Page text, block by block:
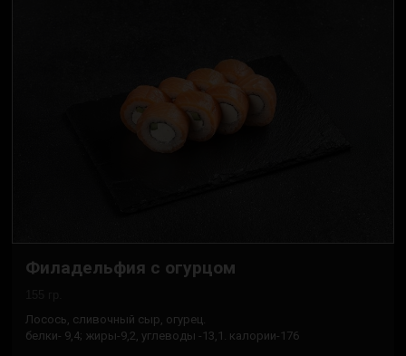
Филадельфия с огурцом
Лосось, сливочный сыр, огурец.
белки- 9,4; жиры-9,2, углеводы -13,1. калории-176